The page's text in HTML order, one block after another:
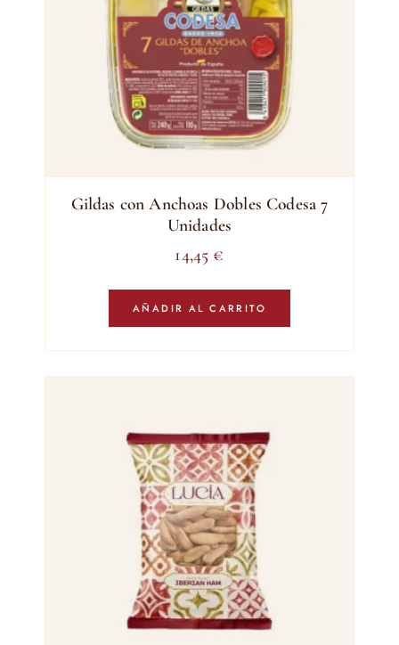
Gildas con Anchoas Dobles Codesa 7
Unidades
14,45 €
AÑADIR AL CARRITO